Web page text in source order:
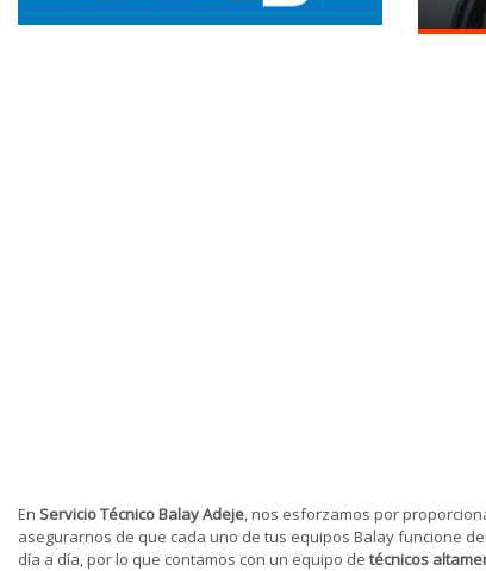
En Servicio Técnico Balay Adeje, nos esforzamos por
asegurarnos de que cada uno de tus equipos Balay funcione
día a día, por lo que contamos con un equipo de técnicos